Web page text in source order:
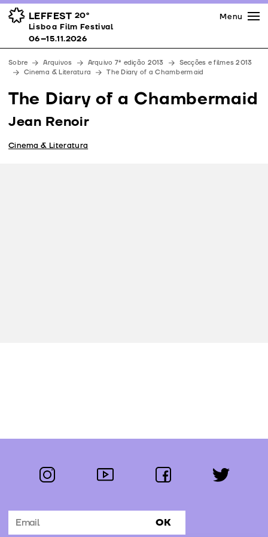
LEFFEST 20º
Lisboa Film Festival 06–15.11.2026
Prémios
Espaços
Apoios
Equipa
Downloads
Contactos
Menu
Lisboa Film Festival
06–15.11.2026
Sobre Arquivos Arquivo 7ª edição 2013
Secções e filmes 2013
Cinema & Literatura
The Diary of a Chambermaid
The Diary of a Chambermaid
Jean Renoir
Cinema & Literatura
Segue-nos:
instagram youtube facebook twitter
Subscrever Newsletter OK